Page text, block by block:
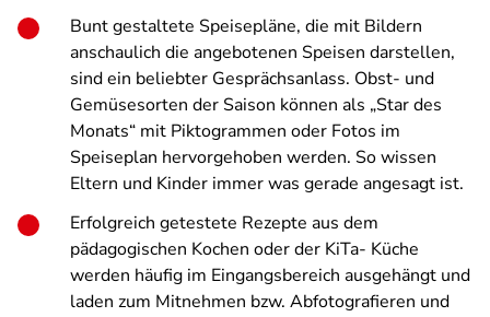
Bunt gestaltete Speisepläne, die mit Bildern
anschaulich die angebotenen Speisen darstellen,
sind ein beliebter Gesprächsanlass. Obst- und
Gemüsesorten der Saison können als „Star des
Monats“ mit Piktogrammen oder Fotos im
Speiseplan hervorgehoben werden. So wissen
Eltern und Kinder immer was gerade angesagt ist.
Erfolgreich getestete Rezepte aus dem
pädagogischen Kochen oder der KiTa- Küche
werden häufig im Eingangsbereich ausgehängt und
laden zum Mitnehmen bzw. Abfotografieren und